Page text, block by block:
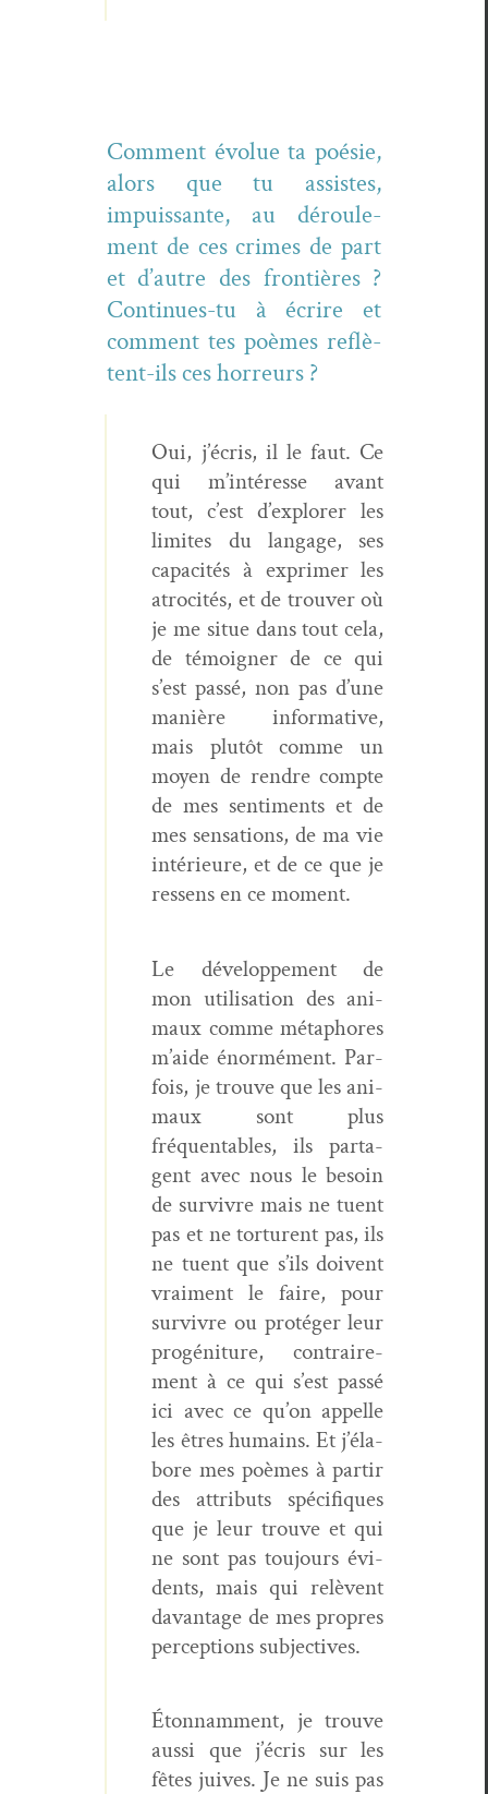
Com­ment évolue ta poésie,
alors que tu assistes,
impuis­sante, au déroule­
ment de ces crimes de part
et d’autre des fron­tières ?
Con­tin­ues-tu à écrire et
com­ment tes poèmes reflè­
tent-ils ces horreurs ?
Oui, j’écris, il le faut. Ce
qui m’in­téresse avant
tout, c’est d’ex­plor­er les
lim­ites du lan­gage, ses
capac­ités à exprimer les
atroc­ités, et de trou­ver où
je me situe dans tout cela,
de témoign­er de ce qui
s’est passé, non pas d’une
manière infor­ma­tive,
mais plutôt comme un
moyen de ren­dre compte
de mes sen­ti­ments et de
mes sen­sa­tions, de ma vie
intérieure, et de ce que je
ressens en ce moment.
Le développe­ment de
mon util­i­sa­tion des ani­
maux comme métaphores
m’aide énor­mé­ment. Par­
fois, je trou­ve que les ani­
maux sont plus
fréquenta­bles, ils parta­
gent avec nous le besoin
de sur­vivre mais ne tuent
pas et ne tor­turent pas, ils
ne tuent que s’ils doivent
vrai­ment le faire, pour
sur­vivre ou pro­téger leur
progéni­ture, con­traire­
ment à ce qui s’est passé
ici avec ce qu’on appelle
les êtres humains. Et j’éla­
bore mes poèmes à par­tir
des attrib­uts spé­ci­fiques
que je leur trou­ve et qui
ne sont pas tou­jours évi­
dents, mais qui relèvent
davan­tage de mes pro­pres
per­cep­tions subjectives.
Éton­nam­ment, je trou­ve
aus­si que j’écris sur les
fêtes juives. Je ne suis pas